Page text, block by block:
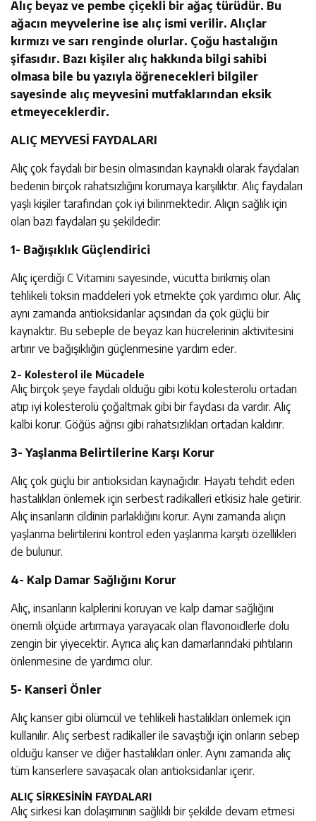
Alıç beyaz ve pembe çiçekli bir ağaç türüdür. Bu
ağacın meyvelerine ise alıç ismi verilir. Alıçlar
kırmızı ve sarı renginde olurlar. Çoğu hastalığın
şifasıdır. Bazı kişiler alıç hakkında bilgi sahibi
olmasa bile bu yazıyla öğrenecekleri bilgiler
sayesinde alıç meyvesini mutfaklarından eksik
etmeyeceklerdir.
ALIÇ MEYVESİ FAYDALARI
Alıç çok faydalı bir besin olmasından kaynaklı olarak faydaları
bedenin birçok rahatsızlığını korumaya karşılıktır. Alıç faydaları
yaşlı kişiler tarafından çok iyi bilinmektedir. Alıçın sağlık için
olan bazı faydaları şu şekildedir:
1- Bağışıklık Güçlendirici
Alıç içerdiği C Vitamini sayesinde, vücutta birikmiş olan
tehlikeli toksin maddeleri yok etmekte çok yardımcı olur. Alıç
aynı zamanda antioksidanlar açısından da çok güçlü bir
kaynaktır. Bu sebeple de beyaz kan hücrelerinin aktivitesini
artırır ve bağışıklığın güçlenmesine yardım eder.
2- Kolesterol ile Mücadele
Alıç birçok şeye faydalı olduğu gibi kötü kolesterolü ortadan
atıp iyi kolesterolü çoğaltmak gibi bir faydası da vardır. Alıç
kalbi korur. Göğüs ağrısı gibi rahatsızlıkları ortadan kaldırır.
3- Yaşlanma Belirtilerine Karşı Korur
Alıç çok güçlü bir antioksidan kaynağıdır. Hayatı tehdit eden
hastalıkları önlemek için serbest radikalleri etkisiz hale getirir.
Alıç insanların cildinin parlaklığını korur. Aynı zamanda alıçın
yaşlanma belirtilerini kontrol eden yaşlanma karşıtı özellikleri
de bulunur.
4- Kalp Damar Sağlığını Korur
Alıç, insanların kalplerini koruyan ve kalp damar sağlığını
önemli ölçüde artırmaya yarayacak olan flavonoidlerle dolu
zengin bir yiyecektir. Ayrıca alıç kan damarlarındaki pıhtıların
önlenmesine de yardımcı olur.
5- Kanseri Önler
Alıç kanser gibi ölümcül ve tehlikeli hastalıkları önlemek için
kullanılır. Alıç serbest radikaller ile savaştığı için onların sebep
olduğu kanser ve diğer hastalıkları önler. Aynı zamanda alıç
tüm kanserlere savaşacak olan antioksidanlar içerir.
ALIÇ SİRKESİNİN FAYDALARI
Alıç sirkesi kan dolaşımının sağlıklı bir şekilde devam etmesi